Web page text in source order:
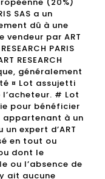
SAS a un
dû à une
vendeur par ART
PARIS
RESEARCH
généralement
¤ Lot assujetti
# Lot
pour bénéficier
appartenant à un
expert d’ART
en tout ou
dont le
ou l’absence de
ait aucune